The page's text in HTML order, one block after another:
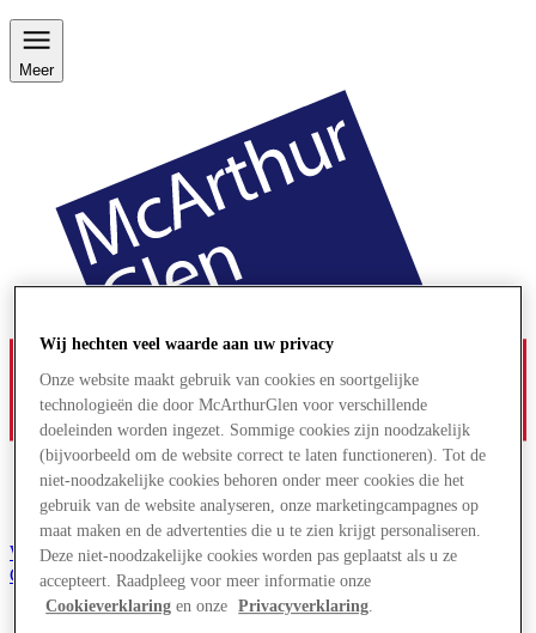
Meer
Word lid van de Club
Gered,
nl
Wij hechten veel waarde aan uw privacy
Onze website maakt gebruik van cookies en soortgelijke
technologieën die door McArthurGlen voor verschillende
doeleinden worden ingezet. Sommige cookies zijn noodzakelijk
(bijvoorbeeld om de website correct te laten functioneren). Tot de
niet-noodzakelijke cookies behoren onder meer cookies die het
gebruik van de website analyseren, onze marketingcampagnes op
maat maken en de advertenties die u te zien krijgt personaliseren.
Deze niet-noodzakelijke cookies worden pas geplaatst als u ze
accepteert. Raadpleeg voor meer informatie onze
Cookieverklaring en onze Privacyverklaring